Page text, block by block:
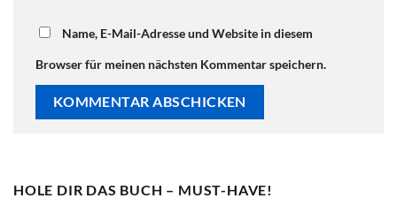
Name, E-Mail-Adresse und Website in diesem
Browser für meinen nächsten Kommentar speichern.
HOLE DIR DAS BUCH – MUST-HAVE!